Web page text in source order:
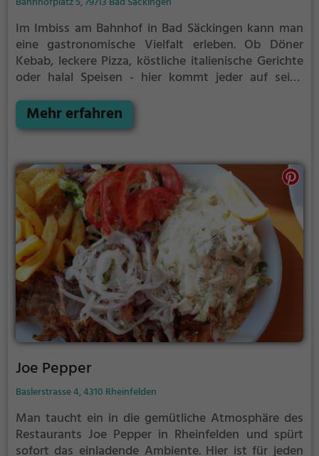
Im Imbiss am Bahnhof in Bad Säckingen kann man
eine gastronomische Vielfalt erleben. Ob Döner
Kebab, leckere Pizza, köstliche italienische Gerichte
oder halal Speisen - hier kommt jeder auf seine
einem Getränk zu entspannen und das reichhaltige
Angebot zu genießen. Auch für Frühaufsteher gibt
Frühstücksvariationen. Tauche ein in die entspannte
Atmosphäre dieses Imbisses und probiere die
kulinarischen Köstlichkeiten. Hier erwartet einen ein
kulinarisches Erlebnis, das man nicht verpassen
sollte.
Mehr erfahren
Joe Pepper
Baslerstrasse 4, 4310 Rheinfelden
Man taucht ein in die gemütliche Atmosphäre des
Restaurants Joe Pepper in Rheinfelden und spürt
sofort das einladende Ambiente. Hier ist für jeden